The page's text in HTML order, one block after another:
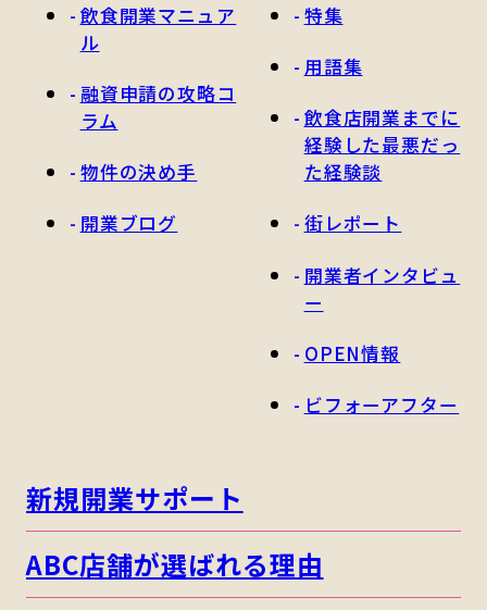
飲食開業マニュア
ル
融資申請の攻略コ
ラム
物件の決め手
開業ブログ
特集
用語集
飲食店開業までに
経験した最悪だっ
た経験談
街レポート
開業者インタビュ
ー
OPEN情報
ビフォーアフター
新規開業サポート
ABC店舗が選ばれる理由